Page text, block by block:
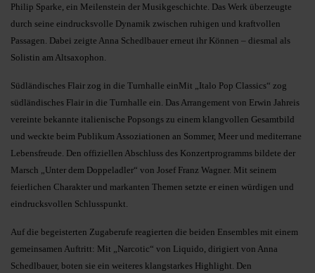
Philip Sparke, ein Meilenstein der Musikgeschichte. Das Werk überzeugte
durch seine eindrucksvolle Dynamik zwischen ruhigen und kraftvollen
Passagen. Dabei zeigte Anna Schedlbauer erneut ihr Können – diesmal als
Solistin am Altsaxophon.
Südländisches Flair zog in die Turnhalle einMit „Italo Pop Classics“ zog
südländisches Flair in die Turnhalle ein. Das Arrangement von Erwin Jahreis
vereinte bekannte italienische Popsongs zu einem klangvollen Gesamtbild
und weckte beim Publikum Assoziationen an Sommer, Meer und mediterrane
Lebensfreude. Den offiziellen Abschluss des Konzertprogramms bildete der
Marsch „Unter dem Doppeladler“ von Josef Franz Wagner. Mit seinem
feierlichen Charakter und markanten Themen setzte er einen würdigen und
eindrucksvollen Schlusspunkt.
Auf die begeisterten Zugaberufe reagierten die beiden Ensembles mit einem
gemeinsamen Auftritt: Mit „Narcotic“ von Liquido, dirigiert von Anna
Schedlbauer, boten sie ein weiteres klangstarkes Highlight. Den